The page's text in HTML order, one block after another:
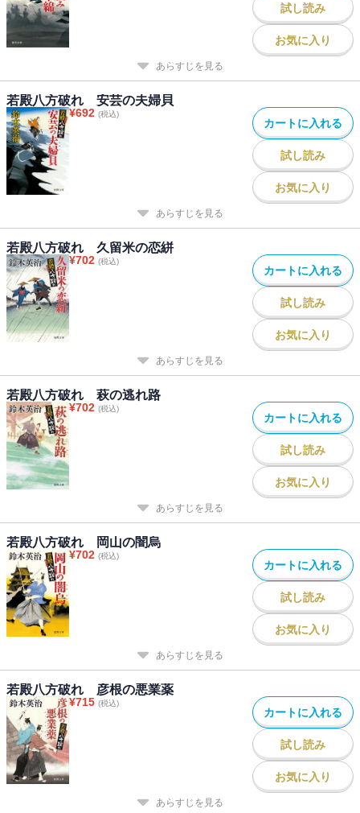
試し読み
お気に入り
あらすじを見る
若殿八方破れ 安芸の夫婦貝
¥692 (税込)
カートに入れる
試し読み
お気に入り
あらすじを見る
若殿八方破れ 久留米の恋絣
¥702 (税込)
カートに入れる
試し読み
お気に入り
あらすじを見る
若殿八方破れ 萩の逃れ路
¥702 (税込)
カートに入れる
試し読み
お気に入り
あらすじを見る
若殿八方破れ 岡山の闇烏
¥702 (税込)
カートに入れる
試し読み
お気に入り
あらすじを見る
若殿八方破れ 彦根の悪業薬
¥715 (税込)
カートに入れる
試し読み
お気に入り
あらすじを見る